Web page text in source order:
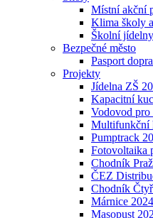
Místní akční
Klima školy
Školní
Bezpečné město
Pasport
Projekty
Jídelna ZŠ
Kapacitní
Vodovod
Multifunkční
Pumptrack
Fotovoltaika
Chodník
ČEZ
Chodník
Márnice 2024
Masopust